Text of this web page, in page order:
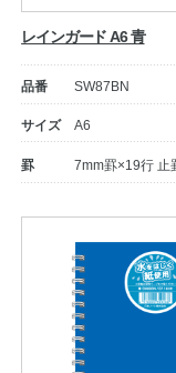
お問い合わせ
English
レインガード A6 青
品番 SW87BN
サイズ A6
罫 7mm罫×19行 止